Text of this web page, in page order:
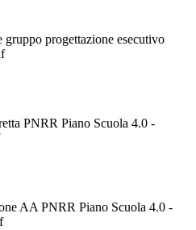
progettazione esecutivo
PNRR Piano Scuola 4.0 -
AA PNRR Piano Scuola 4.0 -